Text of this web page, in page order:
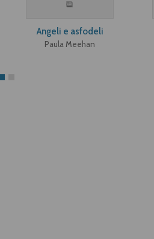
Angeli e asfodeli
Paula Meehan